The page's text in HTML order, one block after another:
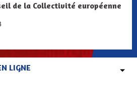
de la Collectivité européenne
LIGNE